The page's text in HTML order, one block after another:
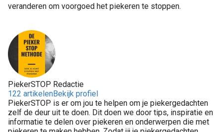
veranderen om voorgoed het piekeren te stoppen.
PiekerSTOP Redactie
122 artikelenBekijk profiel
PiekerSTOP is er om jou te helpen om je piekergedachten
zelf de deur uit te doen. Dit doen we door tips, inspiratie en
informatie te delen over piekeren en onderwerpen die met